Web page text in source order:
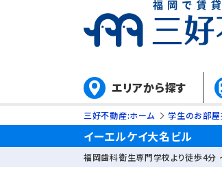
エリアから探す
三好不動産:ホーム 学生のお部屋
イーエルケイ大名ビル
福岡歯科衛生専門学校より徒歩4分